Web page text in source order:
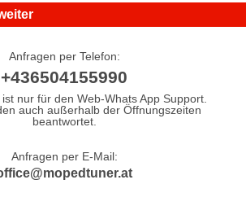
Anfragen per Telefon:
+436504155990
nur für den Web-Whats App Support.
auch außerhalb der Öffnungszeiten
beantwortet.
Anfragen per E-Mail: